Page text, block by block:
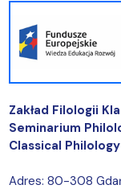
Zakład Filologii
Seminarium
Classical
Adres: 80-308